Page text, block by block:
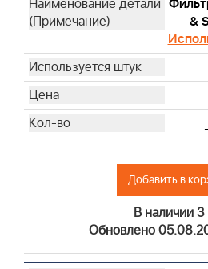
&
-
Добавить в
В наличии 3
Обновлено